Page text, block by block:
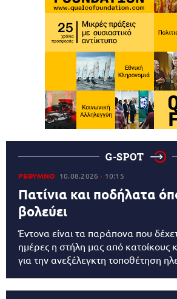
G-SPOT
ΡΕΘΥΜΝΟ 10.08.2026 10:15
Πατίνια και ποδήλατα
βολεύει
Έντονα είναι τα παράπονα που
ημέρες η στήλη μας από κατοίκους
για την ανεξέλεγκτη τοποθέτηση